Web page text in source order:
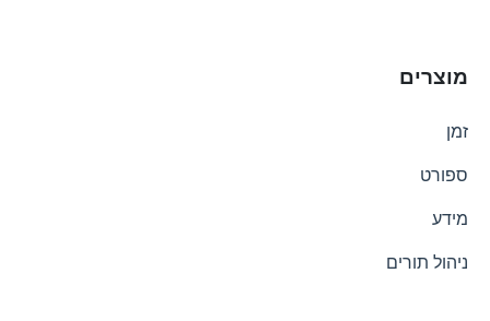
מוצרים
זמן
ספורט
מידע
ניהול תורים